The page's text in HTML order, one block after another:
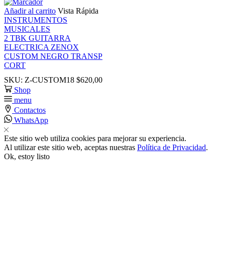
satın al
panel
panel
panel
panel
Añadir al carrito Vista Rápida
INSTRUMENTOS
MUSICALES
2 TBK GUITARRA
ELECTRICA ZENOX
CUSTOM NEGRO TRANSP
CORT
SKU: Z-CUSTOM18 $620,00
Shop
menu
Contactos
WhatsApp
Este sitio web utiliza cookies para mejorar su experiencia.
Al utilizar este sitio web, aceptas nuestras Política de Privacidad.
Ok, estoy listo